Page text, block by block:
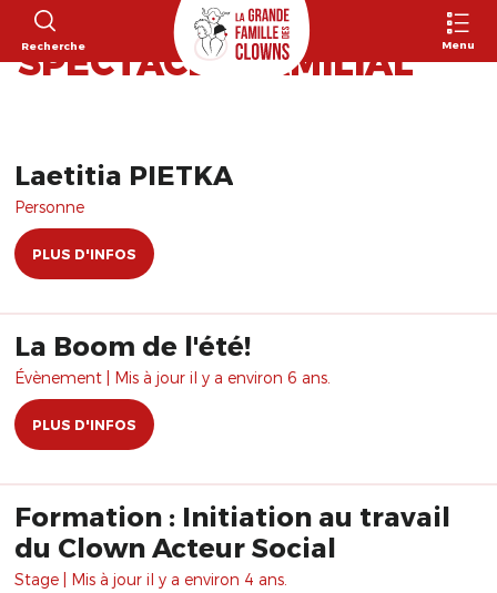
Recherche Menu
292 RÉSULTATS POUR
"SPECTACLE FAMILIAL"
Laetitia PIETKA
Personne
PLUS D'INFOS
La Boom de l'été!
Évènement | Mis à jour il y a environ 6 ans.
PLUS D'INFOS
Formation : Initiation au travail
du Clown Acteur Social
Stage | Mis à jour il y a environ 4 ans.